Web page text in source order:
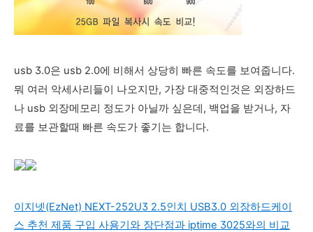
usb 3.0은 usb 2.0에 비해서 상당히 빠른 속도를 보여줍니다.
뭐 여러 악세사리들이 나오지만, 가장 대중적인것은 외장하드
나 usb 외장메모리 정도가 아닐까 싶은데, 백업을 받거나, 자
료를 보관할때 빠른 속도가 좋기는 합니다.
이지넷(EzNet) NEXT-252U3 2.5인치 USB3.0 외장하드케이
스 추천 제품 구입 사용기와 장단점과 iptime 3025와의 비교